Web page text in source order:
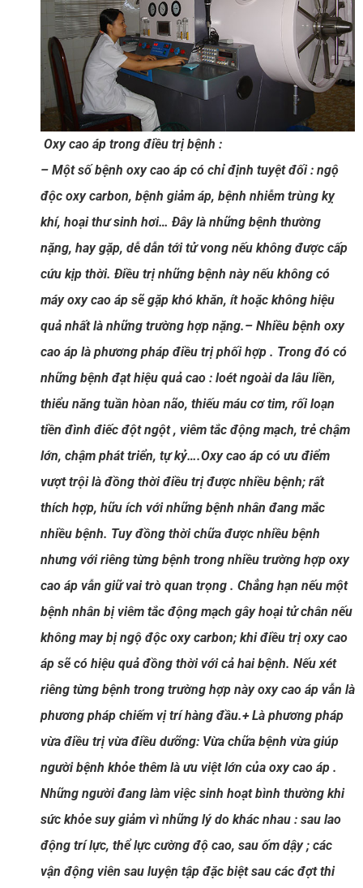
Oxy cao áp trong điều trị bệnh :
– Một số bệnh oxy cao áp có chỉ định tuyệt đối : ngộ
độc oxy carbon, bệnh giảm áp, bệnh nhiễm trùng kỵ
khí, hoại thư sinh hơi… Đây là những bệnh thường
nặng, hay gặp, dễ dẫn tới tử vong nếu không được cấp
cứu kịp thời. Điều trị những bệnh này nếu không có
máy oxy cao áp sẽ gặp khó khăn, ít hoặc không hiệu
quả nhất là những trường hợp nặng.– Nhiều bệnh oxy
cao áp là phương pháp điều trị phối hợp . Trong đó có
những bệnh đạt hiệu quả cao : loét ngoài da lâu liền,
thiểu năng tuần hòan não, thiếu máu cơ tim, rối loạn
tiền đình điếc đột ngột , viêm tắc động mạch, trẻ chậm
lớn, chậm phát triển, tự kỷ….Oxy cao áp có ưu điểm
vượt trội là đồng thời điều trị được nhiều bệnh; rất
thích hợp, hữu ích với những bệnh nhân đang mắc
nhiều bệnh. Tuy đồng thời chữa được nhiều bệnh
nhưng với riêng từng bệnh trong nhiều trường hợp oxy
cao áp vẫn giữ vai trò quan trọng . Chẳng hạn nếu một
bệnh nhân bị viêm tắc động mạch gây hoại tử chân nếu
không may bị ngộ độc oxy carbon; khi điều trị oxy cao
áp sẽ có hiệu quả đồng thời với cả hai bệnh. Nếu xét
riêng từng bệnh trong trường hợp này oxy cao áp vẫn là
phương pháp chiếm vị trí hàng đầu.+ Là phương pháp
vừa điều trị vừa điều dưỡng: Vừa chữa bệnh vừa giúp
người bệnh khỏe thêm là ưu việt lớn của oxy cao áp .
Những người đang làm việc sinh hoạt bình thường khi
sức khỏe suy giảm vì những lý do khác nhau : sau lao
động trí lực, thể lực cường độ cao, sau ốm dậy ; các
vận động viên sau luyện tập đặc biệt sau các đợt thi